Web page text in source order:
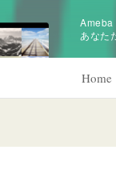
Ameba
あなた
Home